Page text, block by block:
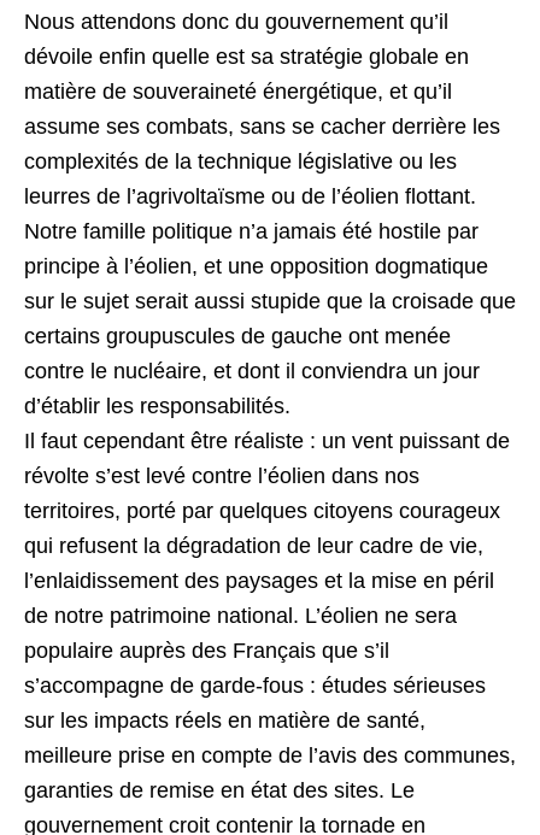
Nous attendons donc du gouvernement qu’il
dévoile enfin quelle est sa stratégie globale en
matière de souveraineté énergétique, et qu’il
assume ses combats, sans se cacher derrière les
complexités de la technique législative ou les
leurres de l’agrivoltaïsme ou de l’éolien flottant.
Notre famille politique n’a jamais été hostile par
principe à l’éolien, et une opposition dogmatique
sur le sujet serait aussi stupide que la croisade que
certains groupuscules de gauche ont menée
contre le nucléaire, et dont il conviendra un jour
d’établir les responsabilités.
Il faut cependant être réaliste : un vent puissant de
révolte s’est levé contre l’éolien dans nos
territoires, porté par quelques citoyens courageux
qui refusent la dégradation de leur cadre de vie,
l’enlaidissement des paysages et la mise en péril
de notre patrimoine national. L’éolien ne sera
populaire auprès des Français que s’il
s’accompagne de garde-fous : études sérieuses
sur les impacts réels en matière de santé,
meilleure prise en compte de l’avis des communes,
garanties de remise en état des sites. Le
gouvernement croit contenir la tornade en